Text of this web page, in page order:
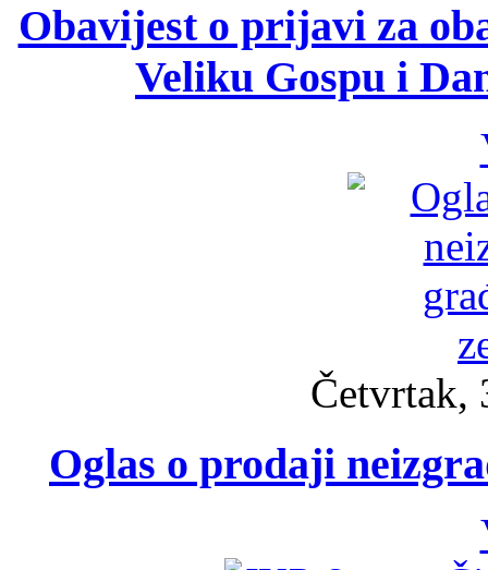
Obavijest o prijavi za
Veliku Gospu i
Četvrtak,
Oglas o prodaji